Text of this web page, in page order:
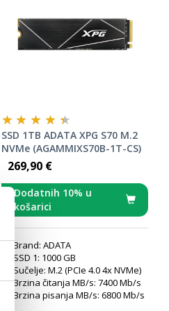
SSD 1TB ADATA XPG S70 M.2
NVMe (AGAMMIXS70B-1T-CS)
269,90 €
Dodatnih 10% u
košarici
Brand: ADATA
SSD 1: 1000 GB
Sučelje: M.2 (PCIe 4.0 4x NVMe)
Brzina čitanja MB/s: 7400 Mb/s
Brzina pisanja MB/s: 6800 Mb/s